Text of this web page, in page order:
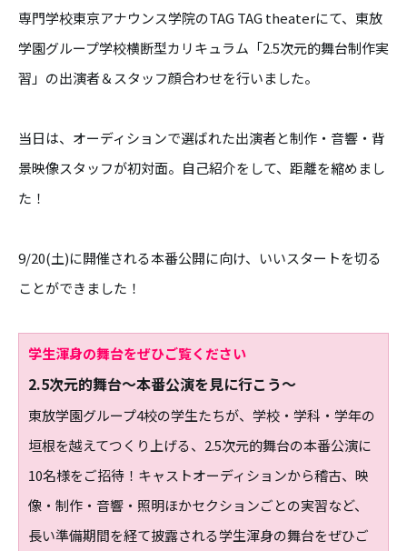
専門学校東京アナウンス学院のTAG TAG theaterにて、東放
学園グループ学校横断型カリキュラム「2.5次元的舞台制作実
習」の出演者＆スタッフ顔合わせを行いました。
当日は、オーディションで選ばれた出演者と制作・音響・背
景映像スタッフが初対面。自己紹介をして、距離を縮めまし
た！
9/20(土)に開催される本番公開に向け、いいスタートを切る
ことができました！
学生渾身の舞台をぜひご覧ください
2.5次元的舞台～本番公演を見に行こう～
東放学園グループ4校の学生たちが、学校・学科・学年の
垣根を越えてつくり上げる、2.5次元的舞台の本番公演に
10名様をご招待！キャストオーディションから稽古、映
像・制作・音響・照明ほかセクションごとの実習など、
長い準備期間を経て披露される学生渾身の舞台をぜひご